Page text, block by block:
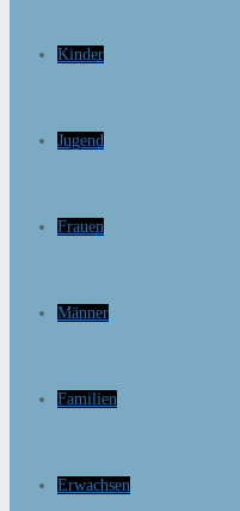
Kinder
Jugend
Frauen
Männer
Familien
Erwachsen